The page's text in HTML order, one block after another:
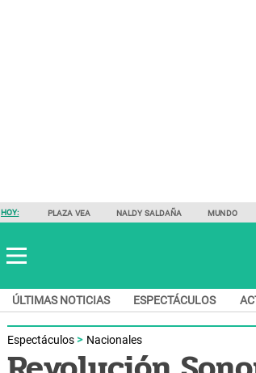
HOY: PLAZA VEA NALDY SALDAÑA MUNDO
ÚLTIMAS NOTICIAS ESPECTÁCULOS
Espectáculos Nacionales